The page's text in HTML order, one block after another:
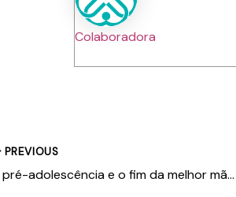
Colaboradora
PREVIOUS
A pré-adolescência e o fim da melhor mãe do mundo